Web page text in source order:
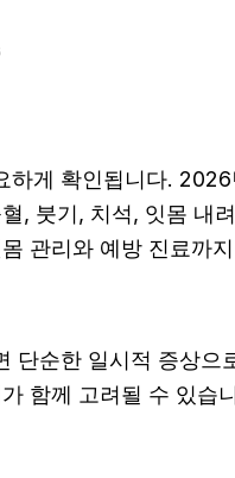
게 확인됩니다.
, 붓기, 치석, 잇몸
관리와 예방 진료
단순한 일시적 증상
함께 고려될 수 있